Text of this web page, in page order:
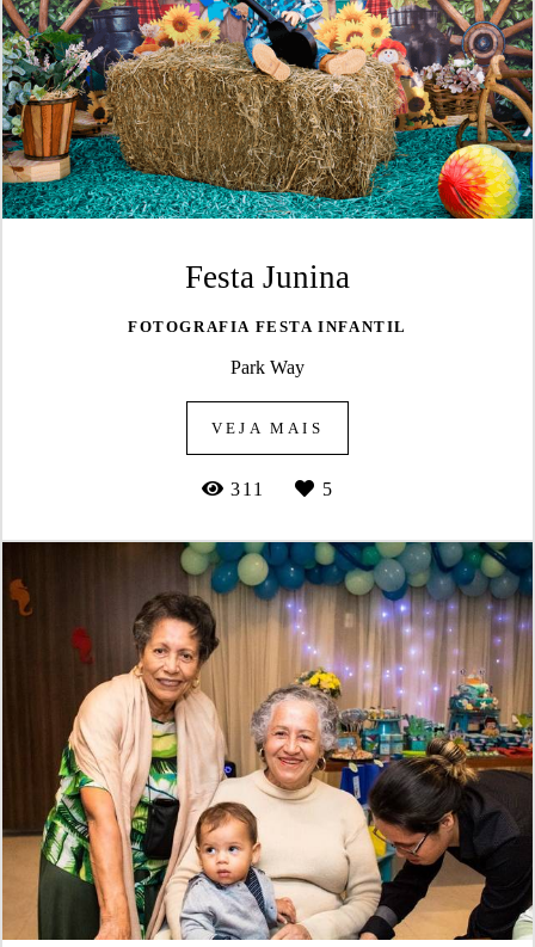
Festa Junina
FOTOGRAFIA FESTA INFANTIL
Park Way
VEJA MAIS
311 5